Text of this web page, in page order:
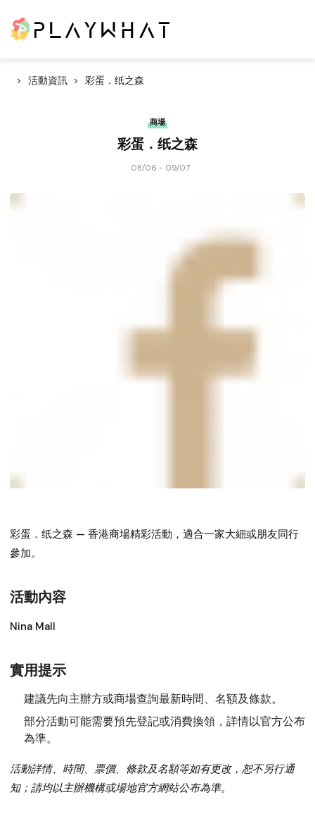
活動資訊 彩蛋．纸之森
商場
彩蛋．纸之森
08/06 - 09/07
彩蛋．纸之森 — 香港商場精彩活動，適合一家大細或朋友同行
參加。
活動內容
Nina Mall
實用提示
建議先向主辦方或商場查詢最新時間、名額及條款。
部分活動可能需要預先登記或消費換領，詳情以官方公布
為準。
活動詳情、時間、票價、條款及名額等如有更改，恕不另行通
知；請均以主辦機構或場地官方網站公布為準。